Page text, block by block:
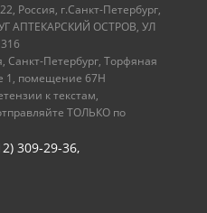
Россия, г.Санкт-Петербург,
АПТЕКАРСКИЙ ОСТРОВ, УЛ
Санкт-Петербург, Торфяная
1, помещение 67Н
к текстам,
ТОЛЬКО по
309-29-36,